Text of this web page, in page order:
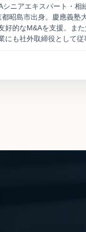
シニアエキスパート・相
都昭島市出身。慶應義塾
好的なM&Aを支援。ま
にも社外取締役として従